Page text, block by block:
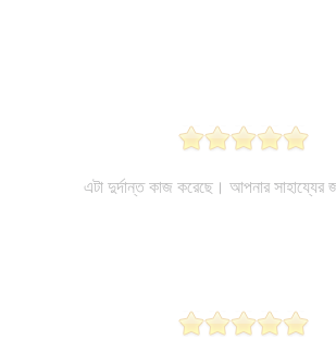
এটা দুর্দান্ত কাজ করেছে। আপনার সাহায্যের